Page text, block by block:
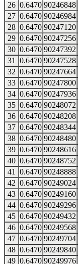
26 0.6470 90246848
27 0.6470 90246984
28 0.6470 90247120
29 0.6470 90247256
30 0.6470 90247392
31
0.6470 90247528
32 0.6470 90247664
33 0.6470 90247800
34 0.6470 90247936
35 0.6470 90248072
36 0.6470 90248208
37 0.6470 90248344
38 0.6470 90248480
39 0.6470 90248616
40 0.6470 90248752
41
0.6470 90248888
42 0.6470 90249024
43 0.6470 90249160
44 0.6470 90249296
45 0.6470 90249432
46 0.6470 90249568
47 0.6470 90249704
48 0.6470 90249840
49 0.6470 90249976